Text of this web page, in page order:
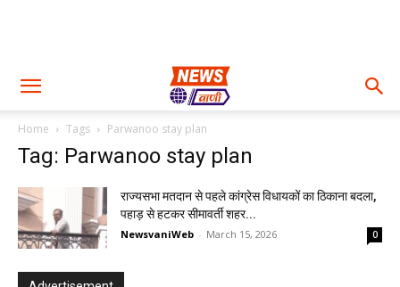
Home Tags Parwanoo stay plan
Tag: Parwanoo stay plan
राज्यसभा मतदान से पहले कांग्रेस विधायकों का ठिकाना बदला,
पहाड़ से हटकर सीमावर्ती शहर...
NewsvaniWeb - March 15, 2026 0